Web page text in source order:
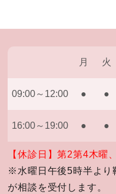
月 火
09:00～12:00 ● ●
16:00～19:00 ● ●
【休診日】第2第4木曜
※水曜日午後5時半より
が相談を受付します。